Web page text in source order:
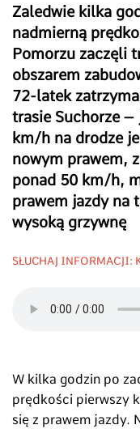
Zaledwie kilka
nadmierną
Pomorzu zaczęli
obszarem
72-latek
trasie Suchorze –
km/h na drodze
nowym prawem,
ponad 50 km/h,
prawem jazdy na
wysoką grzywnę
SŁUCHAJ INFORMACJI:
W kilka godzin po
prędkości pierwszy
się z prawem jazdy.